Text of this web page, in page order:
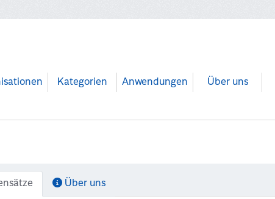
Kategorien Anwendungen Über uns
Über uns